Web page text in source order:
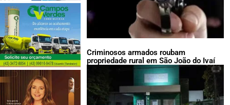
Criminosos armados roubam
propriedade rural em São João do Ivaí